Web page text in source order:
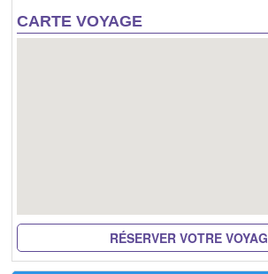
CARTE VOYAGE
RÉSERVER VOTRE